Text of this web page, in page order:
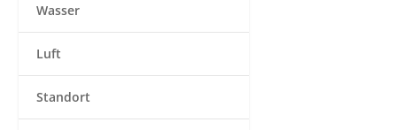
Wasser
Luft
Standort